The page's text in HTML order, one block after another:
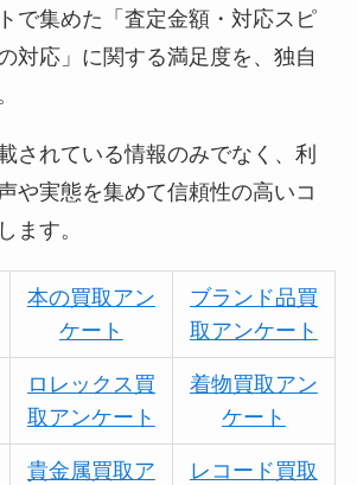
で集めた「査定金額・対応スピ
対応」に関する満足度を、独自
されている情報のみでなく、利
や実態を集めて信頼性の高いコ
ます。
本の買取アン
ケート
ブランド品買
取アンケート
ロレックス買
取アンケート
着物買取アン
ケート
貴金属買取ア
レコード買取